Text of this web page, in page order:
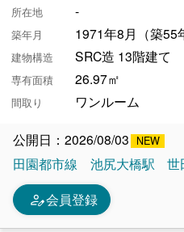
所在地 -
築年月 1971年8月（築55
建物構造 SRC造 13階建て
専有面積 26.97㎡
間取り ワンルーム
公開日：2026/08/03
田園都市線
池尻大橋駅 世
person_edit会員登録